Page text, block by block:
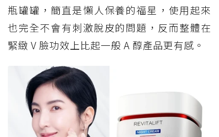
瓶罐罐，簡直是懶人保養的福星，使用起來
也完全不會有刺激脫皮的問題，反而整體在
緊緻 V 臉功效上比起一般 A 醇產品更有感。